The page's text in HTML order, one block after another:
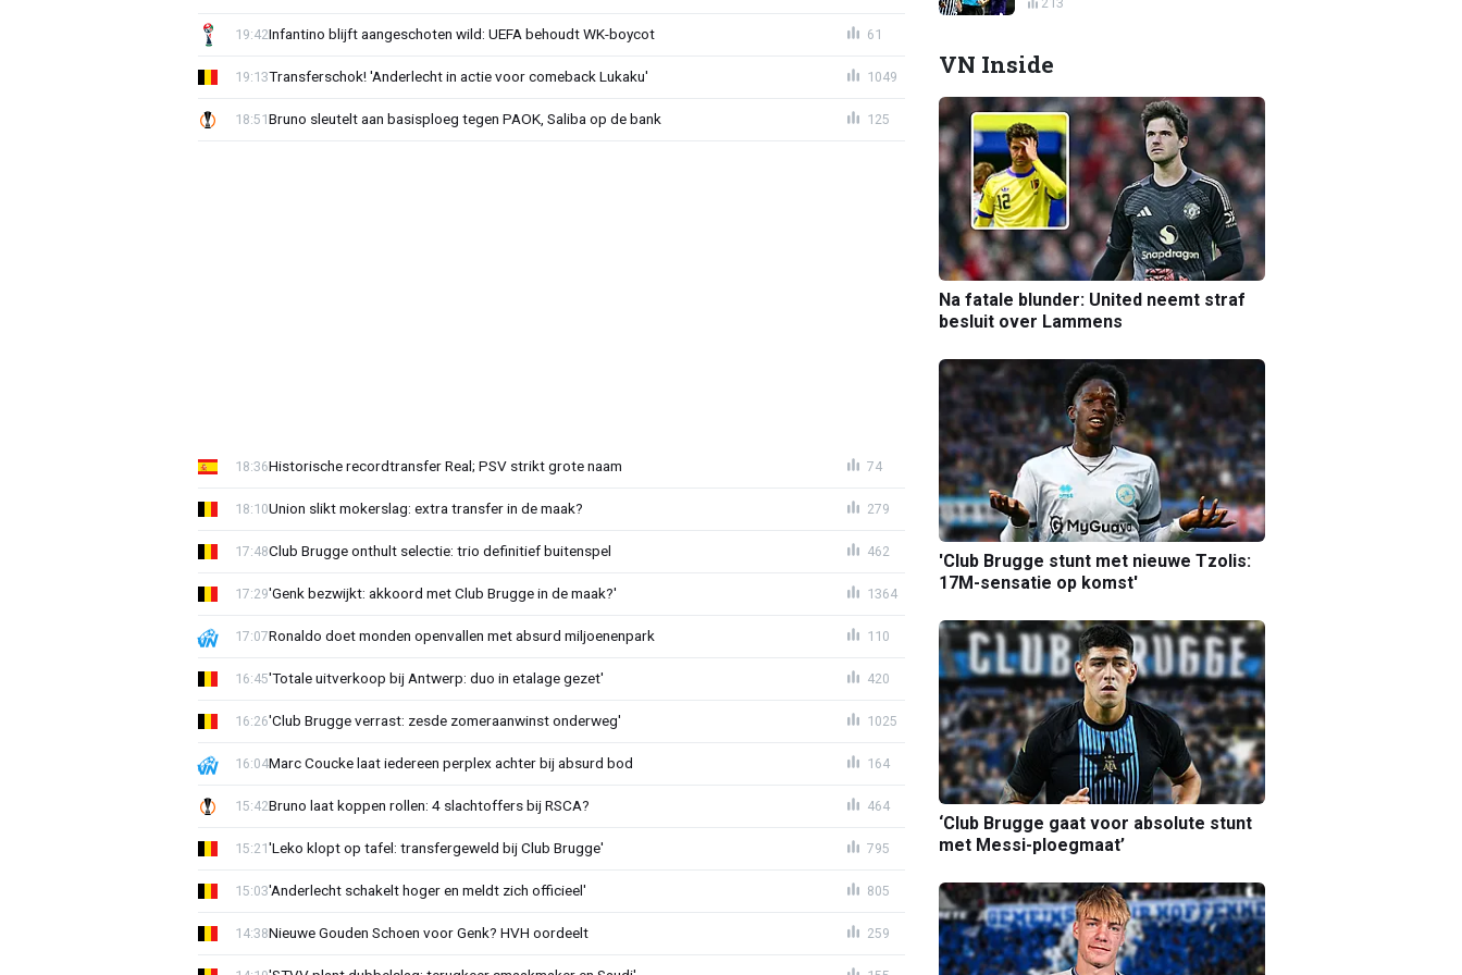
Infantino blijft aangeschoten wild: UEFA behoudt WK-boycot
19:42 61
Transferschok! 'Anderlecht in actie voor comeback Lukaku'
19:13 1049
Bruno sleutelt aan basisploeg tegen PAOK, Saliba op de bank
18:51 125
Historische recordtransfer Real; PSV strikt grote naam
18:36 74
Union slikt mokerslag: extra transfer in de maak?
18:10 279
Club Brugge onthult selectie: trio definitief buitenspel
17:48 462
'Genk bezwijkt: akkoord met Club Brugge in de maak?'
17:29 1364
Ronaldo doet monden openvallen met absurd miljoenenpark
17:07 110
'Totale uitverkoop bij Antwerp: duo in etalage gezet'
16:45 420
'Club Brugge verrast: zesde zomeraanwinst onderweg'
16:26 1025
Marc Coucke laat iedereen perplex achter bij absurd bod
16:04 164
Bruno laat koppen rollen: 4 slachtoffers bij RSCA?
15:42 464
'Leko klopt op tafel: transfergeweld bij Club Brugge'
15:21 795
'Anderlecht schakelt hoger en meldt zich officieel'
15:03 805
Nieuwe Gouden Schoen voor Genk? HVH oordeelt
14:38 259
VN Inside
Na fatale blunder: United neemt straf
besluit over Lammens
'Club Brugge stunt met nieuwe Tzolis:
17M-sensatie op komst'
‘Club Brugge gaat voor absolute stunt
met Messi-ploegmaat’